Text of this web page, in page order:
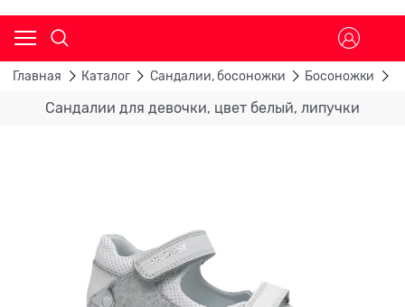
Главная Каталог Сандалии, босоножки Босоножки
Сандалии для девочки, цвет белый, липучки